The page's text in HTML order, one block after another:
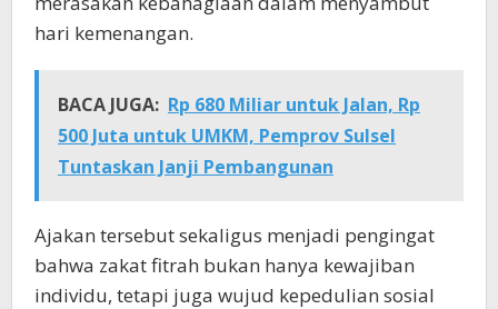
hari kemenangan.
BACA JUGA: Rp 680 Miliar untuk Jalan, Rp
500 Juta untuk UMKM, Pemprov Sulsel
Tuntaskan Janji Pembangunan
Ajakan tersebut sekaligus menjadi pengingat
bahwa zakat fitrah bukan hanya kewajiban
individu, tetapi juga wujud kepedulian sosial